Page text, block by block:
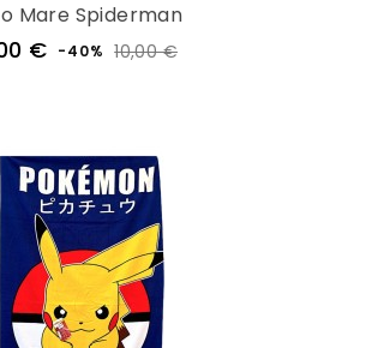
Mare Spiderman
€ Prezzo
-40% 10,00 €Prezzo